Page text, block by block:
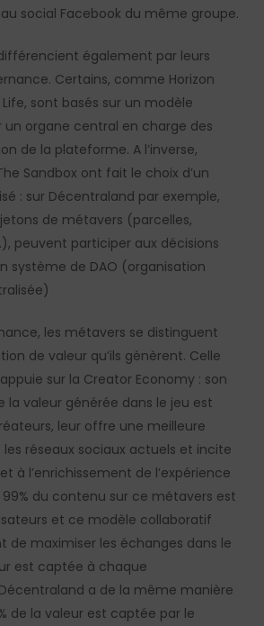
social Facebook du même groupe.
également par leurs
Certains, comme Horizon
sont basés sur un modèle
un organe central en charge des
de la plateforme. A l’inverse,
Sandbox ont fait le choix d’un
: sur Décentraland par exemple,
de métavers (parcelles,
peuvent participer aux décisions
système de DAO (organisation
les métavers se distinguent
de valeur qu’ils génèrent. Celle
sur la Creator Economy : son
la valeur générée dans le jeu est
leur offre une meilleure
réseaux sociaux actuels et incite
à l’enrichissement de l’expérience
99% du contenu sur ce métavers est
et ce modèle collaboratif
de maximiser les échanges dans le
est captée à chaque
a de la même manière
de la valeur est captée par le